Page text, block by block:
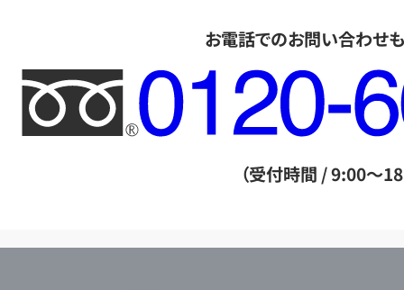
お電話でのお問い合わせ
フ
リ
ー
ル
（受付時間 / 9:00～